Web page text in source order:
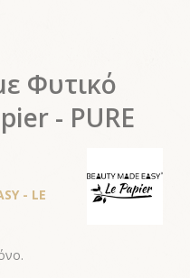
Φυτικό
- PURE
- LE